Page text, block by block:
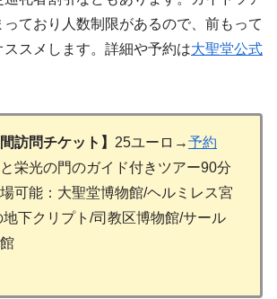
ており人数制限があるので、前もって
スメします。詳細や予約は大聖堂公式
訪問チケット】 25ユーロ→予約
栄光の門のガイド付きツアー90分
可能：大聖堂博物館/ヘルミレス宮
下クリプト/司教区博物館/サール